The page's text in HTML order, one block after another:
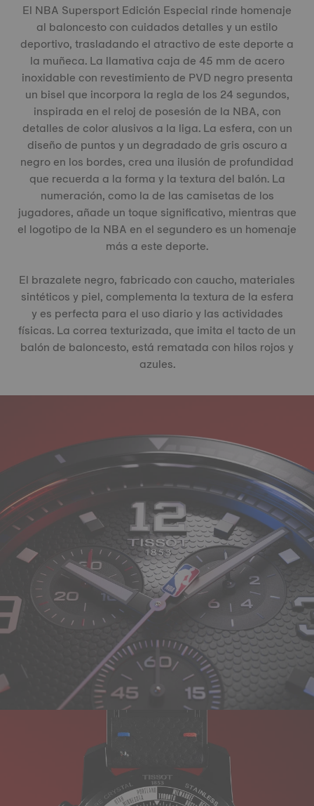
El NBA Supersport Edición Especial rinde homenaje
al baloncesto con cuidados detalles y un estilo
deportivo, trasladando el atractivo de este deporte a
la muñeca. La llamativa caja de 45 mm de acero
inoxidable con revestimiento de PVD negro presenta
un bisel que incorpora la regla de los 24 segundos,
inspirada en el reloj de posesión de la NBA, con
detalles de color alusivos a la liga. La esfera, con un
diseño de puntos y un degradado de gris oscuro a
negro en los bordes, crea una ilusión de profundidad
que recuerda a la forma y la textura del balón. La
numeración, como la de las camisetas de los
jugadores, añade un toque significativo, mientras que
el logotipo de la NBA en el segundero es un homenaje
más a este deporte.
El brazalete negro, fabricado con caucho, materiales
sintéticos y piel, complementa la textura de la esfera
y es perfecta para el uso diario y las actividades
físicas. La correa texturizada, que imita el tacto de un
balón de baloncesto, está rematada con hilos rojos y
azules.